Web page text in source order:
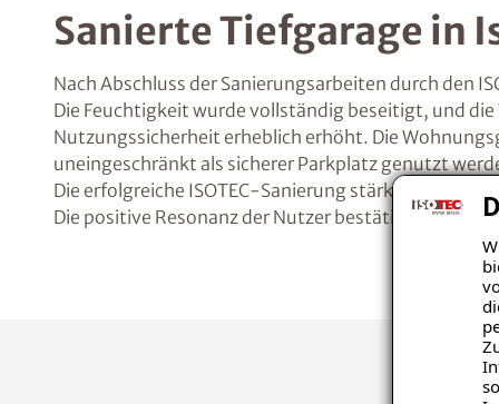
Sanierte Tiefgarage in
Nach Abschluss der Sanierungsarbeiten durch den
Die Feuchtigkeit wurde vollständig beseitigt, und
Nutzungssicherheit erheblich erhöht. Die
uneingeschränkt als sicherer Parkplatz genutzt
Die erfolgreiche ISOTEC-Sanierung stärkt das
Die positive Resonanz der Nutzer bestätigt die